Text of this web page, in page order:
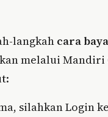
langkah cara
melalui
silahkan Login